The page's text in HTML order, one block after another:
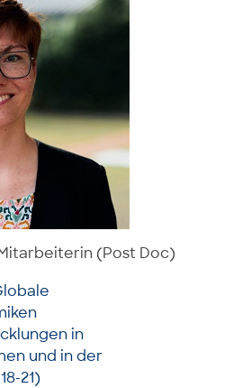
(Post Doc)
in
und in der
21)